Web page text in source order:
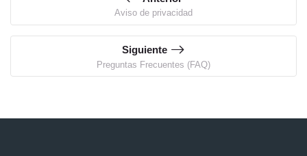
Aviso de privacidad
Siguiente
Preguntas Frecuentes (FAQ)